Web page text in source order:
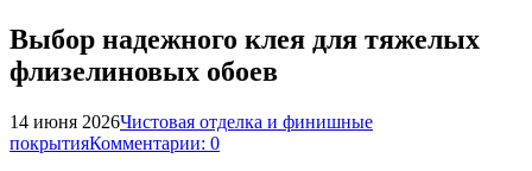
Выбор надежного клея для тяжелых
флизелиновых обоев
14 июня 2026Чистовая отделка и финишные
покрытияКомментарии: 0